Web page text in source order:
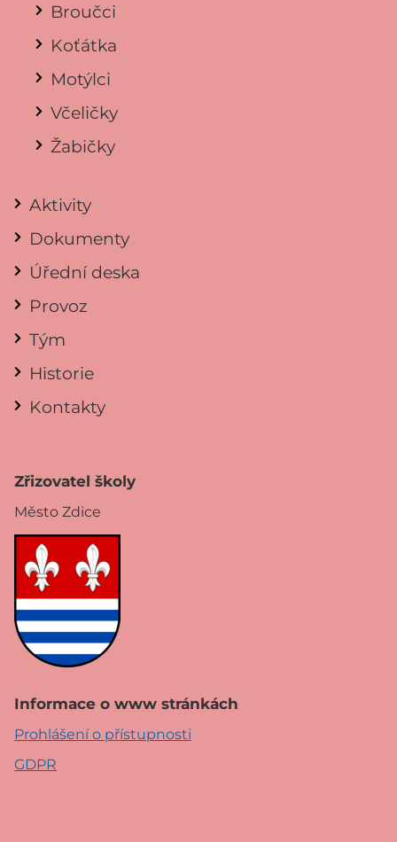
Broučci
Koťátka
Motýlci
Včeličky
Žabičky
Aktivity
Dokumenty
Úřední deska
Provoz
Tým
Historie
Kontakty
Zřizovatel školy
Město Zdice
Informace o www stránkách
Prohlášení o přístupnosti
GDPR